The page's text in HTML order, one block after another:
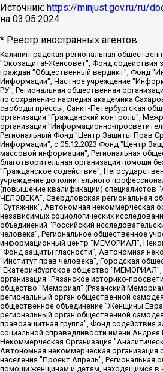
Источник: https://minjust.gov.ru/ru/
на 03.05.2024
* Реестр иностранных агентов:
Калининградская региональная общественная организация "Экозащита!-Женсовет", Фонд содействия защите прав и свобод граждан "Общественный вердикт", Фонд "Институт Развития Свободы Информации", Частное учреждение "Информационное агентство МЕМО. РУ", Региональная общественная организация "Общественная комиссия по сохранению наследия академика Сахарова", Фонд поддержки свободы прессы, Санкт-Петербургская общественная правозащитная организация "Гражданский контроль", Межрегиональная общественная организация "Информационно-просветительский центр "Мемориал", Региональный Фонд "Центр Защиты Прав Средств Массовой Информации", с 05.12.2023 Фонд "Центр Защиты Прав Средств массовой информации", Региональная общественная благотворительная организация помощи беженцам и мигрантам "Гражданское содействие", Негосударственное образовательное учреждение дополнительного профессионального образования (повышение квалификации) специалистов "АКАДЕМИЯ ПО ПРАВАМ ЧЕЛОВЕКА", Свердловская региональная общественная организация "Сутяжник", Автономная некоммерческая организация "Центр независимых социологических исследований", Союз общественных объединений "Российский исследовательский центр по правам человека", Региональное общественное учреждение научно-информационный центр "МЕМОРИАЛ", Некоммерческая организация "Фонд защиты гласности", Автономная некоммерческая организация "Институт прав человека", Городская общественная организация "Екатеринбургское общество "МЕМОРИАЛ", Городская общественная организация "Рязанское историко-просветительское и правозащитное общество "Мемориал" (Рязанский Мемориал), Челябинский региональный орган общественной самодеятельности – женское общественное объединение "Женщины Евразии", Челябинский региональный орган общественной самодеятельности "Уральская правозащитная группа", Фонд содействия защите здоровья и социальной справедливости имени Андрея Рылькова, Автономная Некоммерческая Организация "Аналитический Центр Юрия Левады", Автономная некоммерческая организация социальной поддержки населения "Проект Апрель", Региональная общественная организация помощи женщинам и детям, находящимся в кризисной ситуации "Информационно-методический центр "Анна", Фонд содействия развитию массовых коммуникаций и правовому просвещению "Так-так-Так", Фонд содействия устойчивому развитию "Серебряная тайга", Свердловский региональный общественный фонд социальных проектов "Новое время", "Idel.Реалии", Кавказ.Реалии, Крым.Реалии, Телеканал Настоящее Время, Татаро-башкирская служба Радио Свобода (Azatliq Radiosi), Радио Свободная Европа/Радио Свобода (PCE/PC), "Сибирь.Реалии", "Фактограф", Благотворительный фонд помощи осужденным и их семьям, Автономная некоммерческая организация "Институт глобализации и социальных движений", Фонд "В защиту прав заключенных", Частное учреждение "Центр поддержки и содействия развитию средств массовой информации", Пензенский региональный общественный благотворительный фонд "Гражданский союз", "Север.Реалии", Некоммерческая организация Фонд "Правовая инициатива", Общество с ограниченной ответственностью "Радио Свободная Европа/Радио Свобода", Чешское информационное агентство "MEDIUM-ORIENT", Красноярская региональная общественная организация "Мы против СПИДа", Камалягин Денис Николаевич, Маркелов Сергей Евгеньевич, Пономарев Лев Александрович, Савицкая Людмила Алексеевна, Автономная некоммерческая организация "Центр по работе с проблемой насилия "НАСИЛИЮ.НЕТ", Межрегиональный профессиональный союз работников здравоохранения "Альянс врачей", Юридическое лицо, зарегистрированное в Латвийской Республике, SIA "Medusa Project" (регистрационный номер 40103797863, дата регистрации 10.06.2014), Некоммерческая организация "Фонд по борьбе с коррупцией", Автономная некоммерческая организация "Институт права и публичной политики", Баданин Роман Сергеевич, Гликин Максим Александрович, Железнова Мария Михайловна, Лукьянова Юлия Сергеевна, Маетная Елизавета Витальевна, Маняхин Петр Борисович, Чуракова Ольга Владимировна, Ярош Юлия Петровна, Юридическое лицо "The Insider SIA", зарегистрированное в Риге, Латвийская Республика (дата регистрации 26.06.2015), являющееся администратором доменного имени интернет-издания "The Insider SIA", https://theins.ru, Постернак Алексей Евгеньевич, Рубин Михаил Аркадьевич, Анин Роман Александрович, Юридическое лицо Istories fonds, зарегистрированное в Латвийской Республике (регистрационный номер 50008295751, дата регистрации 24.02.2020), Великовский Дмитрий Александрович, Долинина Ирина Николаевна, Мароховская Алеся Алексеевна, Шлейнов Роман Юрьевич, Шмагун Олеся Валентиновна, Общество с ограниченной ответственностью "Альтаир 2021", Общество с ограниченной ответственностью "Вега 2021", Общество с ограниченной ответственностью "Главный редактор 2021", Общество с ограниченной ответственностью "Ромашки монолит", Важенков Артем Валерьевич, Ивановская областная общественная организация "Центр гендерных исследований", Гурман Юрий Альбертович, Медиапроект "ОВД-Инфо", Егоров Владимир Владимирович, Жилинский Владимир Александрович, Общество с ограниченной ответственностью "ЗП", Иванова София Юрьевна, Карезина Инна Павловна, Кильтау Екатерина Викторовна, Петров Алексей Викторович, Пискунов Сергей Евгеньевич, Смирнов Сергей Сергеевич, Тихонов Михаил Сергеевич, Общество с ограниченной ответственностью "ЖУРНАЛИСТ-ИНОСТРАННЫЙ АГЕНТ", Арапова Галина Юрьевна, Вольтская Татьяна Анатольевна, Американская компания "Mason G.E.S. Anonymous Foundation" (США), являющаяся владельцем интернет-издания https://mnews.world/, Компания "Stichting Bellingcat", зарегистрированная в Нидерландах (дата регистрации 11.07.2018), Захаров Андрей Вячеславович, Клепиковская Екатерина Дмитриевна, Общество с ограниченной ответственностью "МЕМО", Перл Роман Александрович, Симонов Евгений Алексеевич, Соловьева Елена Анатольевна, Сотников Даниил Владимирович, Сурначева Елизавета Дмитриевна, Автономная некоммерческая организация по защите прав человека и информированию населения "Якутия – Наше Мнение", Общество с ограниченной ответственностью "Москоу диджитал медиа", с 26.01.2023 Общество с ограниченной ответственностью "Чайка Белые сады", Ветошкина Валерия Валерьевна, Заговора Максим Александрович, Межрегиональное общественное движение "Российская ЛГБТ - сеть", Оленичев Максим Владимирович, Павлов Иван Юрьевич, Скворцова Елена Сергеевна, Общество с ограниченной ответственностью "Как бы инагент", Кочетков Игорь Викторович, Общество с ограниченной ответственностью "Честные выборы", Еланчик Олег Александрович, Общество с ограниченной ответственностью "Нобелевский призыв", Гималова Регина Эмилевна, Григорьев Андрей Валерьевич, Григорьева Алина Александровна, Ассоциация по содействию защите прав призывников, альтернативнослужащих и военнослужащих "Правозащитная группа "Гражданин.Армия.Право", Хисамова Регина Фаритовна, Автономная некоммерческая организация по реализации социально-правовых программ "Лилит", Дальневосточное общественное движение "Маяк", Санкт-Петербургская ЛГБТ-инициативная группа "Выход", Инициативная группа ЛГБТ+ "Реверс", Алексеев Андрей Викторович, Бекбулатова Таисия Львовна, Беляев Иван Михайлович, Владыкина Елена Сергеевна, Гельман Марат Александрович, Никульшина Вероника Юрьевна, Толоконникова Надежда Андреевна, Шендерович Виктор Анатольевич, Общество с ограниченной ответственностью "Данное сообщение", Общество с